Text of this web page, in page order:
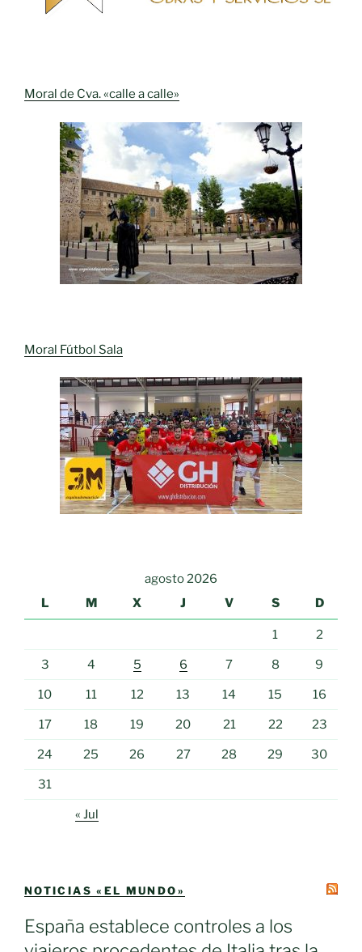
Moral de Cva. «calle a calle»
Moral Fútbol Sala
agosto 2026
L
M X J V S D
1 2
3 4 5 6 7 8 9
10 11 12 13 14 15 16
17 18 19 20 21 22 23
24 25 26 27 28 29 30
31
« Jul
NOTICIAS «EL MUNDO»
España establece controles a los